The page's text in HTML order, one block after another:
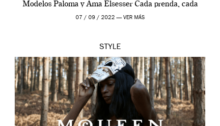
Modelos Paloma y Ama Elsesser Cada prenda, cada
outfit, cada momento, caracteriza […]
07 / 09 / 2022 — VER MÁS
STYLE